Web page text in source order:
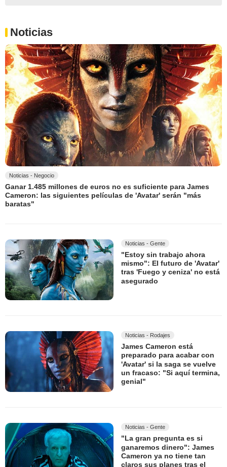
Noticias
Noticias - Negocio
Ganar 1.485 millones de euros no es suficiente para James
Cameron: las siguientes películas de 'Avatar' serán "más
baratas"
Noticias - Gente
"Estoy sin trabajo ahora
mismo": El futuro de 'Avatar'
tras 'Fuego y ceniza' no está
asegurado
Noticias - Rodajes
James Cameron está
preparado para acabar con
'Avatar' si la saga se vuelve
un fracaso: "Si aquí termina,
genial"
Noticias - Gente
"La gran pregunta es si
ganaremos dinero": James
Cameron ya no tiene tan
claros sus planes tras el